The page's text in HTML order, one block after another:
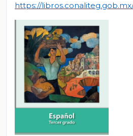
https://